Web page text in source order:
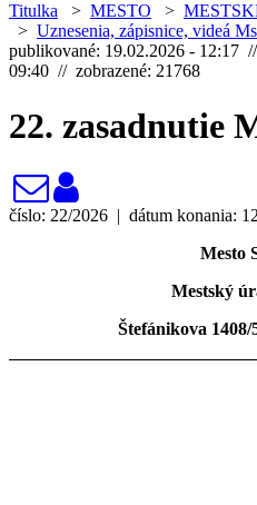
Titulka > MESTO >
> Uznesenia, zápisnice, videá
publikované: 19.02.2026 - 12:17
09:40 // zobrazené: 21768
22. zasadnutie
číslo: 22/2026 | dátum konania:
Mesto
Mestský
Štefánikova 1408/
Senica